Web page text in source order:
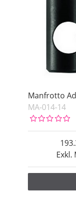
Manfrotto
MA-014-14
Exkl.